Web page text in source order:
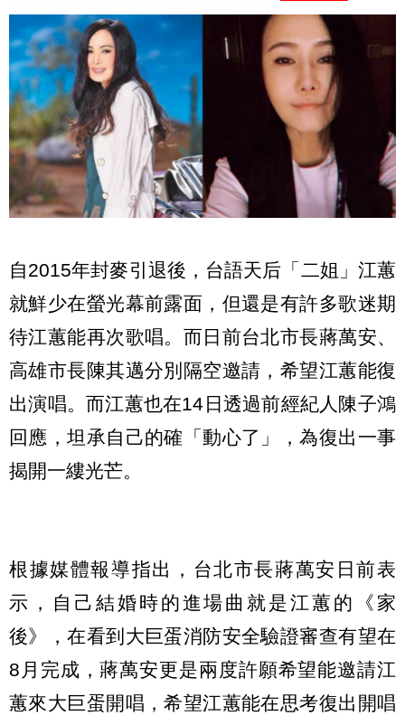
自2015年封麥引退後，台語天后「二姐」江蕙
就鮮少在螢光幕前露面，但還是有許多歌迷期
待江蕙能再次歌唱。而日前台北市長蔣萬安、
高雄市長陳其邁分別隔空邀請，希望江蕙能復
出演唱。而江蕙也在14日透過前經紀人陳子鴻
回應，坦承自己的確「動心了」，為復出一事
揭開一縷光芒。
根據媒體報導指出，台北市長蔣萬安日前表
示，自己結婚時的進場曲就是江蕙的《家
後》，在看到大巨蛋消防安全驗證審查有望在
8月完成，蔣萬安更是兩度許願希望能邀請江
蕙來大巨蛋開唱，希望江蕙能在思考復出開唱